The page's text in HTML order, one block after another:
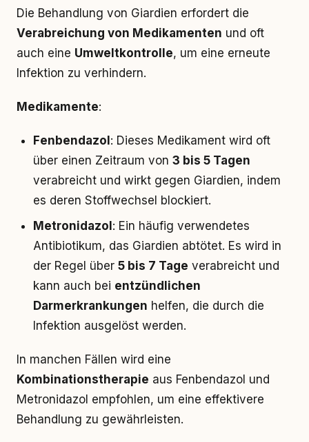
Die Behandlung von Giardien erfordert die
Verabreichung von Medikamenten und oft
auch eine Umweltkontrolle, um eine erneute
Infektion zu verhindern.
Medikamente:
Fenbendazol : Dieses Medikament wird oft
über einen Zeitraum von 3 bis 5 Tagen
verabreicht und wirkt gegen Giardien, indem
es deren Stoffwechsel blockiert.
Metronidazol : Ein häufig verwendetes
Antibiotikum, das Giardien abtötet. Es wird in
der Regel über 5 bis 7 Tage verabreicht und
kann auch bei entzündlichen
Darmerkrankungen helfen, die durch die
Infektion ausgelöst werden.
In manchen Fällen wird eine
Kombinationstherapie aus Fenbendazol und
Metronidazol empfohlen, um eine effektivere
Behandlung zu gewährleisten.